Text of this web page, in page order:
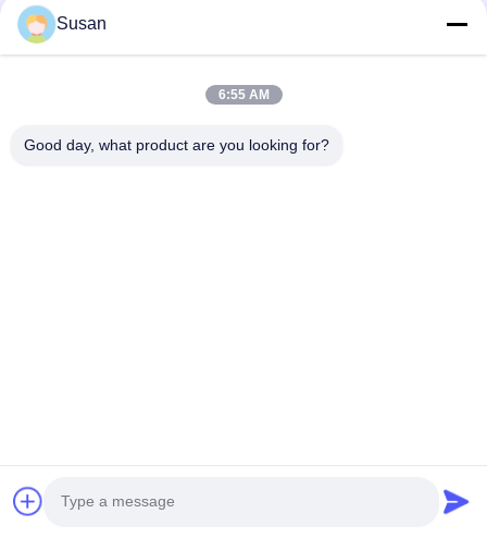
* วิสัยทัศน์ธุรกิจของ KM เป็นการมุ่งเน้นลูกค้า และเรามุ่งมั่นในการ
ให้ลูกค้าปลายมีคุณภาพสูงและประหยัดอุปกรณ์ความงามKM ยัง
และอุปกรณ์การแพทย์ที่มีชื่อเสียงในโลก
Susan
6:55 AM
Good day, what product are you looking for?